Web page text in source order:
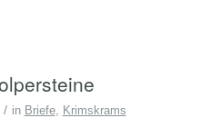
/ in Briefe, Krimskrams